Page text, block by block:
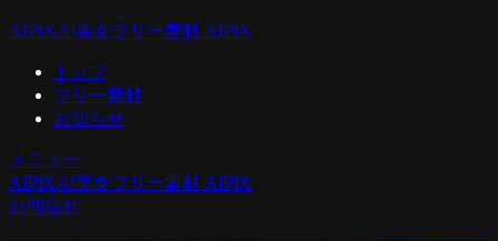
AIPIXAI美女フリー素材 AIPIX
トップ
フリー素材
お知らせ
メニュー
AIPIXAI美女フリー素材 AIPIX
お問合せ